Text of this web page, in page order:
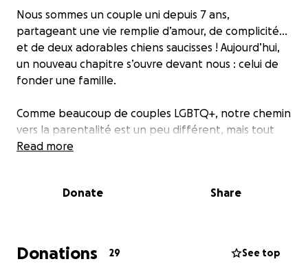
Nous sommes un couple uni depuis 7 ans,
partageant une vie remplie d’amour, de complicité...
et de deux adorables chiens saucisses ! Aujourd’hui,
un nouveau chapitre s’ouvre devant nous : celui de
fonder une famille.
Comme beaucoup de couples LGBTQ+, notre chemin
vers la parentalité est un peu différent, mais tout
aussi rempli d’amour, d’espoir et de détermination.
une femme porteuse incroyable, prêtes à nous
Notre projet avance à grands pas, et notre rêve de
Read more
Donate Share
Donations 29 See top